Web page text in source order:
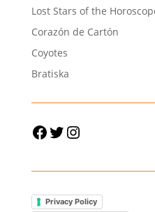
Lost Stars of the
Corazón de Cartón
Coyotes
Bratiska
Facebook
Twitter
Privacy Policy